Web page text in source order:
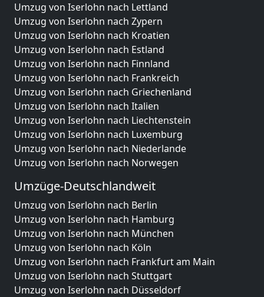
Umzug von Iserlohn nach Lettland
Umzug von Iserlohn nach Zypern
Umzug von Iserlohn nach Kroatien
Umzug von Iserlohn nach Estland
Umzug von Iserlohn nach Finnland
Umzug von Iserlohn nach Frankreich
Umzug von Iserlohn nach Griechenland
Umzug von Iserlohn nach Italien
Umzug von Iserlohn nach Liechtenstein
Umzug von Iserlohn nach Luxemburg
Umzug von Iserlohn nach Niederlande
Umzug von Iserlohn nach Norwegen
Umzüge-Deutschlandweit
Umzug von Iserlohn nach Berlin
Umzug von Iserlohn nach Hamburg
Umzug von Iserlohn nach München
Umzug von Iserlohn nach Köln
Umzug von Iserlohn nach Frankfurt am Main
Umzug von Iserlohn nach Stuttgart
Umzug von Iserlohn nach Düsseldorf